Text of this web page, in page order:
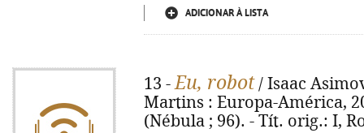
ADICIONAR À LISTA
13 -Eu, robot/ Isaac
Martins : Europa-América,
(Nébula ; 96). - Tít. orig.: I,